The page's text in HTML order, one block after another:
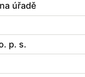
úřadě
p. s.